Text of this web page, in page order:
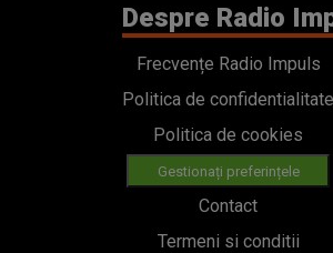
Despre Radio
Frecvențe Radio Impuls
Politica de confidentialitate
Politica de cookies
Gestionați preferințele
Contact
Termeni si conditii